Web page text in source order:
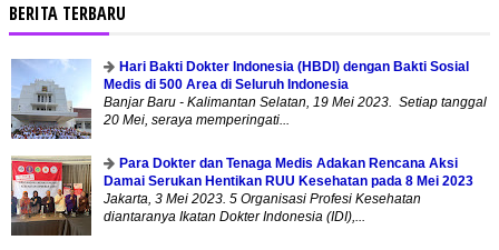
BERITA TERBARU
Hari Bakti Dokter Indonesia (HBDI) dengan Bakti Sosial
Medis di 500 Area di Seluruh Indonesia
Banjar Baru - Kalimantan Selatan, 19 Mei 2023. Setiap tanggal
20 Mei, seraya memperingati...
Para Dokter dan Tenaga Medis Adakan Rencana Aksi
Damai Serukan Hentikan RUU Kesehatan pada 8 Mei 2023
Jakarta, 3 Mei 2023. 5 Organisasi Profesi Kesehatan
diantaranya Ikatan Dokter Indonesia (IDI),...